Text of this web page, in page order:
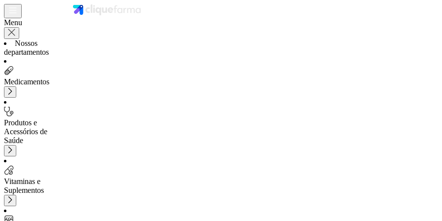
Menu
Nossos
departamentos
Medicamentos
Produtos e
Acessórios de
Saúde
Vitaminas e
Suplementos